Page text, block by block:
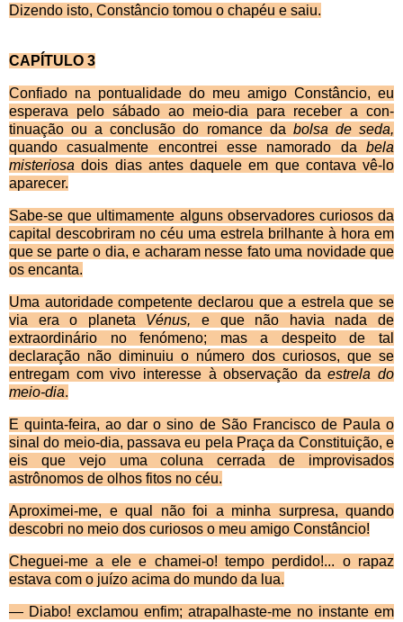
Dizendo isto, Constâncio tomou o chapéu e saiu.
CAPÍTULO 3
Confiado na pontualidade do meu amigo Constâncio, eu
esperava pelo sábado ao meio-dia para receber a con­
tinuação ou a conclusão do romance da bolsa de seda,
quando casualmente encontrei esse namorado da bela
misteriosadois dias antes daquele em que contava vê-lo
aparecer.
Sabe-se que ultimamente alguns observadores curio­sos da
capital descobriram no céu uma estrela brilhante à hora em
que se parte o dia, e acharam nesse fato uma novidade que
os encanta.
Uma autoridade competente declarou que a estrela que se
via era o planeta Vénus,e que não havia nada de
extraordinário no fenómeno; mas a despeito de tal
declaração não diminuiu o número dos curiosos, que se
entregam com vivo interesse à observação daestrela do
meio-dia.
E quinta-feira, ao dar o sino de São Francisco de Paula o
sinal do meio-dia, passava eu pela Praça da Constituição, e
eis que vejo uma coluna cerrada de improvisados
astrônomos de olhos fitos no céu.
Aproximei-me, e qual não foi a minha surpresa, quando
descobri no meio dos curiosos o meu amigo Constâncio!
Cheguei-me a ele e chamei-o! tempo perdido!... o rapaz
estava com o juízo acima do mundo da lua.
— Diabo! exclamou enfim; atrapalhaste-me no ins­tante em